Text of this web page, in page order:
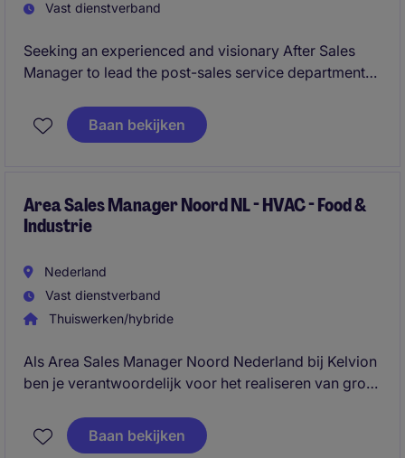
Vast dienstverband
Seeking an experienced and visionary After Sales
Manager to lead the post-sales service department
Baan bekijken
Area Sales Manager Noord NL - HVAC - Food &
Industrie
Nederland
Vast dienstverband
Thuiswerken/hybride
Als Area Sales Manager Noord Nederland bij Kelvion
ben je verantwoordelijk voor het realiseren van groei
met grote klanten in de voedingsmiddelenindustrie
en industriële sector.
Baan bekijken